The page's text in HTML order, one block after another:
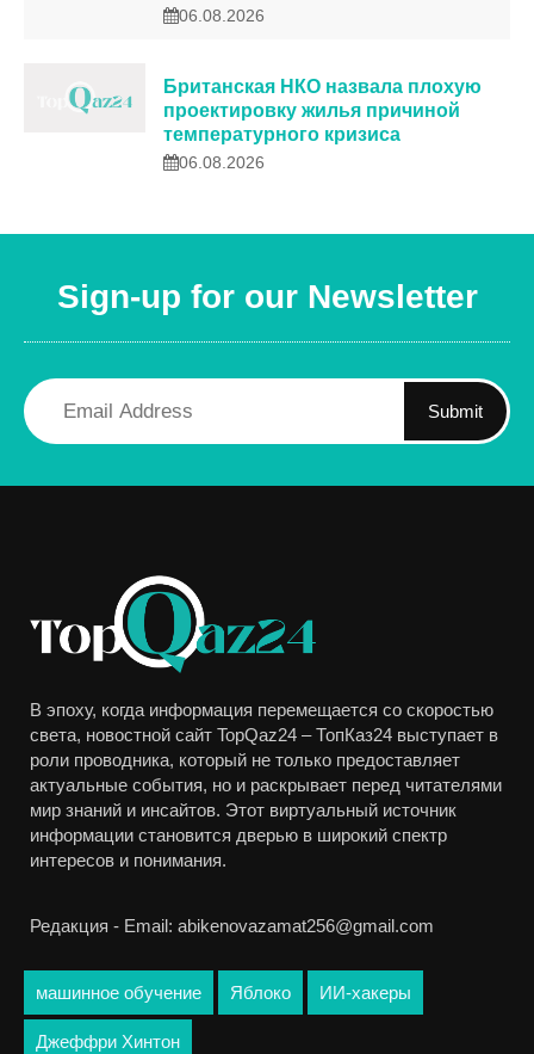
06.08.2026
Британская НКО назвала плохую
проектировку жилья причиной
температурного кризиса
06.08.2026
Sign-up for our Newsletter
Submit
В эпоху, когда информация перемещается со скоростью
света, новостной сайт TopQaz24 – ТопКаз24 выступает в
роли проводника, который не только предоставляет
актуальные события, но и раскрывает перед читателями
мир знаний и инсайтов. Этот виртуальный источник
информации становится дверью в широкий спектр
интересов и понимания.
Редакция - Email: abikenovazamat256@gmail.com
машинное обучение Яблоко ИИ-хакеры
Джеффри Хинтон